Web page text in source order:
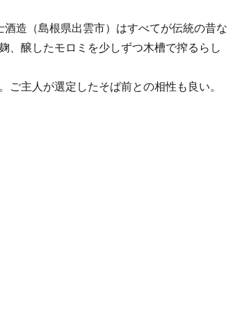
造（島根県出雲市）はすべてが伝統の昔な
、醸したモロミを少しずつ木槽で搾るらし
主人が選定したそば前との相性も良い。